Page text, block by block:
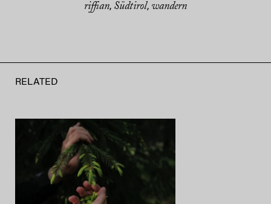
riffian, Südtirol, wandern
RELATED